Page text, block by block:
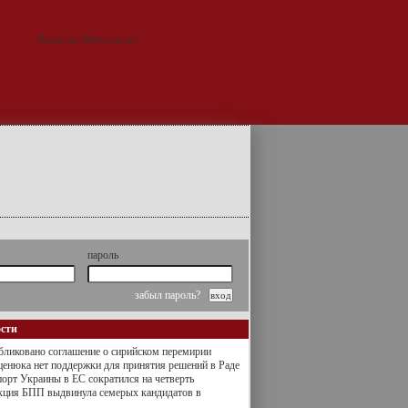
пароль
забыл пароль?
соглашение о сирийском перемирии
нет поддержки для принятия решений в Раде
Украины в ЕС сократился на четверть
БПП выдвинула семерых кандидатов в